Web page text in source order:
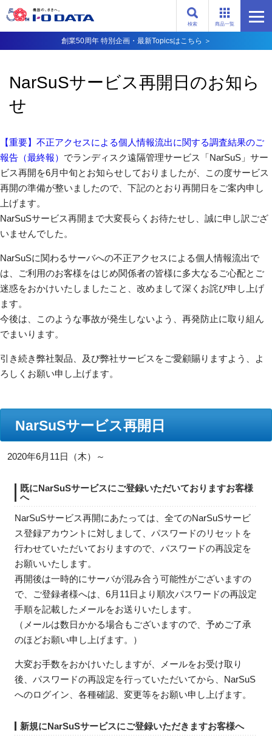
商品一覧
検索
創業50周年 特別企画・最新Topicsはこちら ＞
NarSuSサービス再開日のお知ら
せ
【重要】不正アクセスによる個人情報流出に関する調査結果のご
報告（最終報） でランディスク遠隔管理サービス「NarSuS」サー
ビス再開を6月中旬とお知らせしておりましたが、この度サービス
再開の準備が整いましたので、下記のとおり再開日をご案内申し
上げます。
NarSuSサービス再開まで大変長らくお待たせし、誠に申し訳ござ
いませんでした。
NarSuSに関わるサーバへの不正アクセスによる個人情報流出で
は、ご利用のお客様をはじめ関係者の皆様に多大なるご心配とご
迷惑をおかけいたしましたこと、改めまして深くお詫び申し上げ
ます。
今後は、このような事故が発生しないよう、再発防止に取り組ん
でまいります。
引き続き弊社製品、及び弊社サービスをご愛顧賜りますよう、よ
ろしくお願い申し上げます。
NarSuSサービス再開日
2020年6月11日（木）～
既にNarSuSサービスにご登録いただいておりますお客様
へ
NarSuSサービス再開にあたっては、全てのNarSuSサービ
ス登録アカウントに対しまして、パスワードのリセットを
行わせていただいておりますので、パスワードの再設定を
お願いいたします。
再開後は一時的にサーバが混み合う可能性がございますの
で、ご登録者様へは、6月11日より順次パスワードの再設定
手順を記載したメールをお送りいたします。
（メールは数日かかる場合もございますので、予めご了承
のほどお願い申し上げます。）
大変お手数をおかけいたしますが、メールをお受け取り
後、パスワードの再設定を行っていただいてから、NarSuS
へのログイン、各種確認、変更等をお願い申し上げます。
新規にNarSuSサービスにご登録いただきますお客様へ